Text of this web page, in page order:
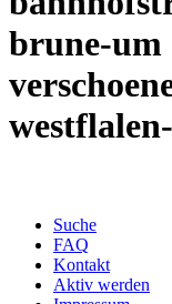
brune-um
Suche
FAQ
Kontakt
Aktiv werden